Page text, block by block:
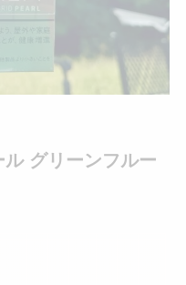
グリーンフルー